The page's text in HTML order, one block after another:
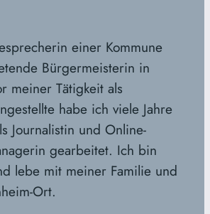
einer Kommune
Bürgermeisterin in
meiner Tätigkeit als
habe ich viele Jahre
Journalistin und Online-
gearbeitet. Ich bin
lebe mit meiner Familie und
Ort.